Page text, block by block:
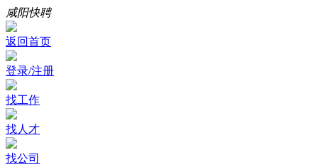
咸阳快聘
返回首页
登录/注册
找工作
找人才
找公司